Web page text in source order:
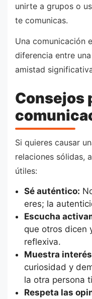
unirte a grupos o
te comunicas.
Una comunicación
diferencia entre
amistad
Consejos
Si quieres causar
relaciones sólidas,
útiles:
Sé auténtico:
eres; la
Escucha
que otros dicen
reflexiva.
Muestra
curiosidad y
la otra persona
Respeta las